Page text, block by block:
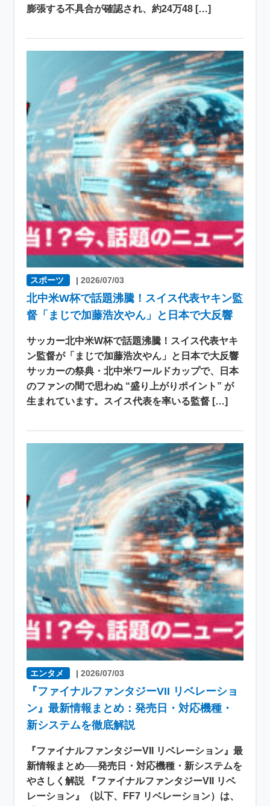
膨張する不具合が確認され、約24万48 […]
スポーツ |2026/07/03
北中米W杯で話題沸騰！スイス代表ヤキン監
督「まじで加藤浩次やん」と日本で大反響
サッカー北中米W杯で話題沸騰！スイス代表ヤキ
ン監督が「まじで加藤浩次やん」と日本で大反響
サッカーの祭典・北中米ワールドカップで、日本
のファンの間で思わぬ “盛り上がりポイント” が
生まれています。スイス代表を率いる監督 […]
エンタメ |2026/07/03
『ファイナルファンタジーVII リベレーショ
ン』最新情報まとめ：発売日・対応機種・
新システムを徹底解説
『ファイナルファンタジーVII リベレーション』最
新情報まとめ──発売日・対応機種・新システムを
やさしく解説 『ファイナルファンタジーVII リベ
レーション』（以下、FF7 リベレーション）は、